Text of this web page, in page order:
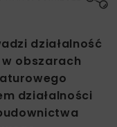
działalność
obszarach
działalności